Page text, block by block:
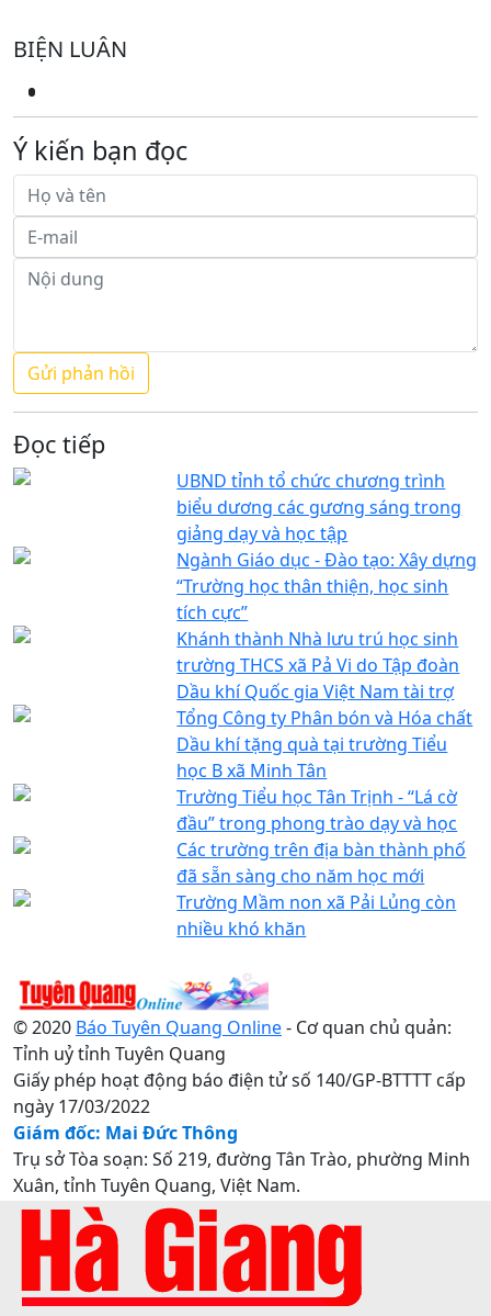
BIỆN LUÂN
Ý kiến bạn đọc
Đọc tiếp
UBND tỉnh tổ chức chương trình
biểu dương các gương sáng trong
giảng dạy và học tập
Ngành Giáo dục - Đào tạo: Xây dựng
“Trường học thân thiện, học sinh
tích cực”
Khánh thành Nhà lưu trú học sinh
trường THCS xã Pả Vi do Tập đoàn
Dầu khí Quốc gia Việt Nam tài trợ
Tổng Công ty Phân bón và Hóa chất
Dầu khí tặng quà tại trường Tiểu
học B xã Minh Tân
Trường Tiểu học Tân Trịnh - “Lá cờ
đầu” trong phong trào dạy và học
Các trường trên địa bàn thành phố
đã sẵn sàng cho năm học mới
Trường Mầm non xã Pải Lủng còn
nhiều khó khăn
© 2020 Báo Tuyên Quang Online- Cơ quan chủ quản:
Tỉnh uỷ tỉnh Tuyên Quang
Giấy phép hoạt động báo điện tử số 140/GP-BTTTT cấp
ngày 17/03/2022
Giám đốc: Mai Đức Thông
Trụ sở Tòa soạn: Số 219, đường Tân Trào, phường Minh
Xuân, tỉnh Tuyên Quang, Việt Nam.
Điện thoại: 0207.3822820 - 0207.3817155 / Fax:
0207.3822821 - Email:
baotuyenquang.com.vn@gmail.com